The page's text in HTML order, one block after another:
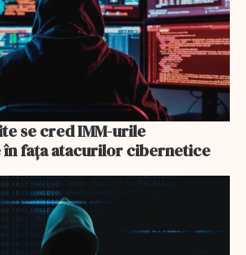
se cred IMM-urile
fața atacurilor cibernetice